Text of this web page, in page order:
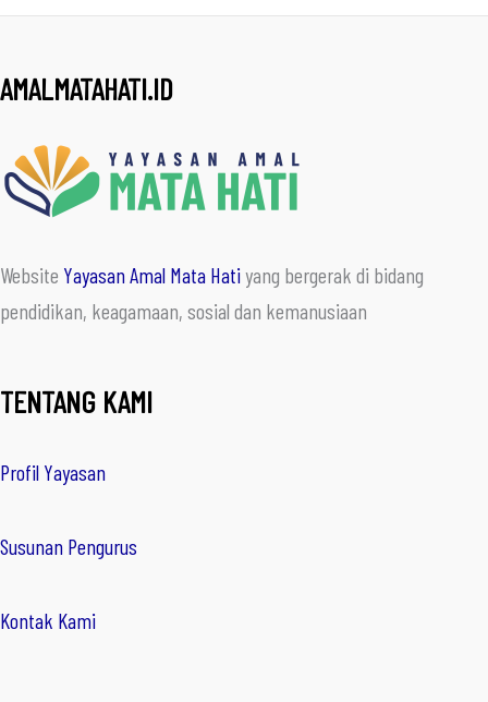
AMALMATAHATI.ID
Website Yayasan Amal Mata Hatiyang bergerak di bidang
pendidikan, keagamaan, sosial dan kemanusiaan
TENTANG KAMI
Profil Yayasan
Susunan Pengurus
Kontak Kami